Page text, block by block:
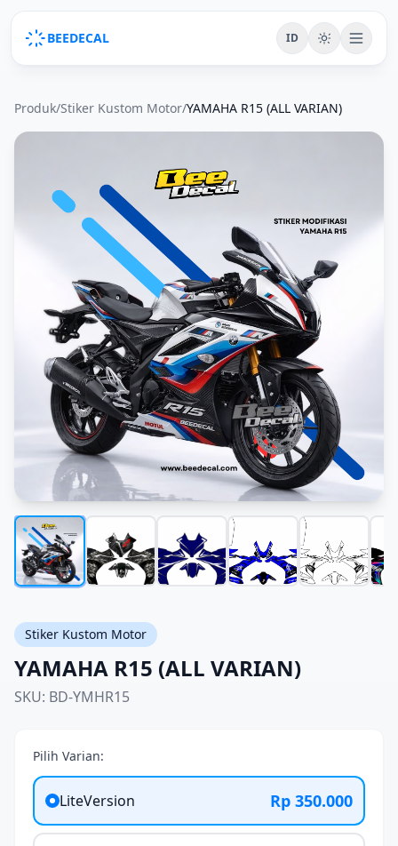
BEEDECAL ID
Produk/Stiker Kustom Motor/YAMAHA R15 (ALL VARIAN)
Stiker Kustom Motor
YAMAHA R15 (ALL VARIAN)
SKU: BD-YMHR15
Pilih Varian:
LiteVersion Rp 350.000